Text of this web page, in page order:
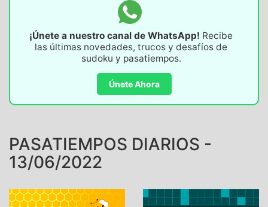
¡Únete a nuestro canal de WhatsApp! Recibe
las últimas novedades, trucos y desafíos de
sudoku y pasatiempos.
Únete Ahora
PASATIEMPOS DIARIOS -
13/06/2022